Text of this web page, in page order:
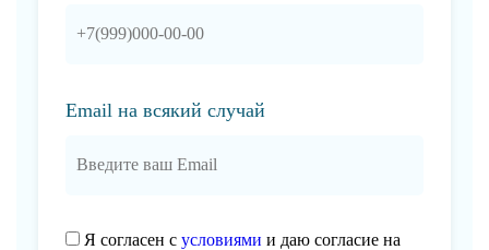
Email на всякий случай
Я согласен с условиями и даю согласие на